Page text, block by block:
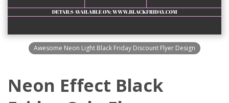
Awesome Neon Light Black Friday Discount Flyer Design
Neon Effect Black